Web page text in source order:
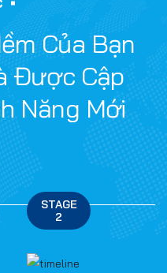
Của Bạn
Được Cập
Năng Mới
STAGE
2